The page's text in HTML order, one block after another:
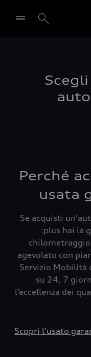
Perché
usata
Se acquisti
:plus hai la
agevolato con
Servizio Mobilità
su 24, 7
l’eccellenza dei
Scopri l’usato